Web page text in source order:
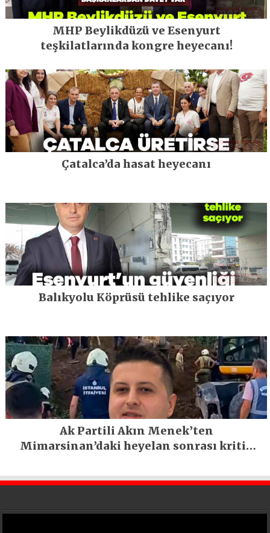
MHP Beylikdüzü ve Esenyurt
teşkilatlarında kongre heyecanı!
Çatalca’da hasat heyecanı
Balıkyolu Köprüsü tehlike saçıyor
Ak Partili Akın Menek’ten
Mimarsinan’daki heyelan sonrası kritik